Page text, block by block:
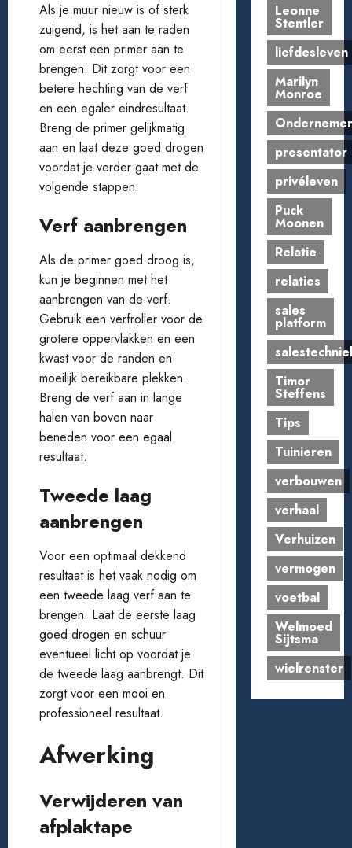
Als je muur nieuw is of sterk
zuigend, is het aan te raden
om eerst een primer aan te
brengen. Dit zorgt voor een
betere hechting van de verf
en een egaler eindresultaat.
Breng de primer gelijkmatig
aan en laat deze goed drogen
voordat je verder gaat met de
volgende stappen.
Verf aanbrengen
Als de primer goed droog is,
kun je beginnen met het
aanbrengen van de verf.
Gebruik een verfroller voor de
grotere oppervlakken en een
kwast voor de randen en
moeilijk bereikbare plekken.
Breng de verf aan in lange
halen van boven naar
beneden voor een egaal
resultaat.
Tweede laag
aanbrengen
Voor een optimaal dekkend
resultaat is het vaak nodig om
een tweede laag verf aan te
brengen. Laat de eerste laag
goed drogen en schuur
eventueel licht op voordat je
de tweede laag aanbrengt. Dit
zorgt voor een mooi en
professioneel resultaat.
Afwerking
Verwijderen van
afplaktape
Leonne
Stentler
liefdesleven
Marilyn
Monroe
presentator
privéleven
Puck
Moonen
Relatie
relaties
sales
platform
Timor
Steffens
Tips
Tuinieren
verbouwen
verhaal
Verhuizen
vermogen
voetbal
Welmoed
Sijtsma
wielrenster